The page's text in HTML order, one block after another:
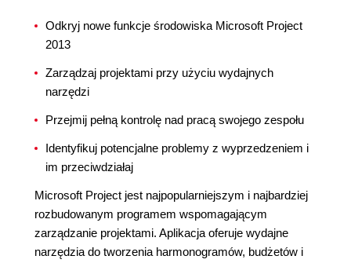
Odkryj nowe funkcje środowiska Microsoft Project
2013
Zarządzaj projektami przy użyciu wydajnych
narzędzi
Przejmij pełną kontrolę nad pracą swojego zespołu
Identyfikuj potencjalne problemy z wyprzedzeniem i
im przeciwdziałaj
Microsoft Project jest najpopularniejszym i najbardziej
rozbudowanym programem wspomagającym
zarządzanie projektami. Aplikacja oferuje wydajne
narzędzia do tworzenia harmonogramów, budżetów i